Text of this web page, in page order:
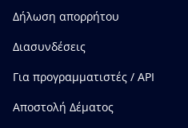
Δήλωση απορρήτου
Διασυνδέσεις
Για προγραμματιστές / API
Αποστολή Δέματος